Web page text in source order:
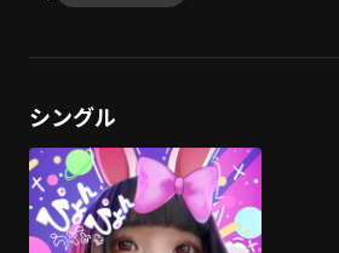
シングル